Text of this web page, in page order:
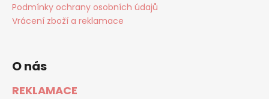
Podmínky ochrany osobních údajů
Vrácení zboží a reklamace
O nás
REKLAMACE